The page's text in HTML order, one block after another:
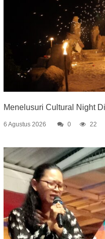
Menelusuri Cultural Night
6 Agustus 2026 0 22